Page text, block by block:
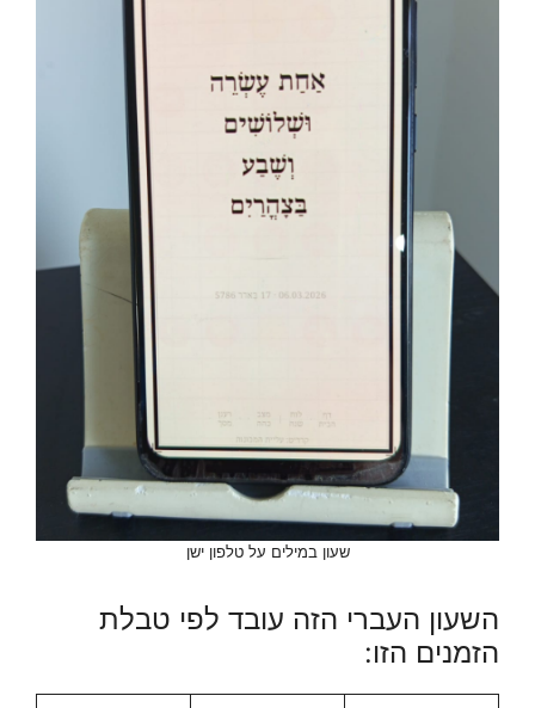
שעון במילים על טלפון ישן
השעון העברי הזה עובד לפי טבלת
הזמנים הזו: